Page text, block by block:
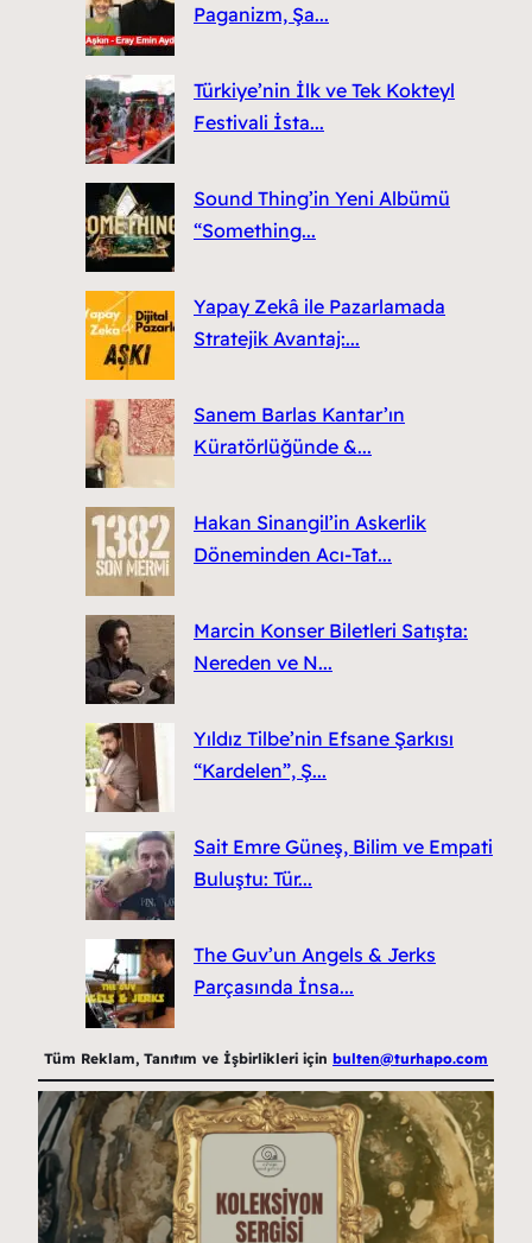
Paganizm, Şa...
Türkiye’nin İlk ve Tek Kokteyl
Festivali İsta...
Sound Thing’in Yeni Albümü
“Something...
Yapay Zekâ ile Pazarlamada
Stratejik Avantaj:...
Sanem Barlas Kantar’ın
Küratörlüğünde &...
Hakan Sinangil’in Askerlik
Döneminden Acı-Tat...
Marcin Konser Biletleri Satışta:
Nereden ve N...
Yıldız Tilbe’nin Efsane Şarkısı
“Kardelen”, Ş...
Sait Emre Güneş, Bilim ve Empati
Buluştu: Tür...
The Guv’un Angels & Jerks
Parçasında İnsa...
Tüm Reklam, Tanıtım ve İşbirlikleri için bulten@turhapo.com